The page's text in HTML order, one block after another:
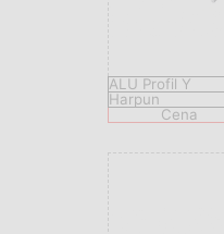
ALU Profil Y
Harpun
Cena